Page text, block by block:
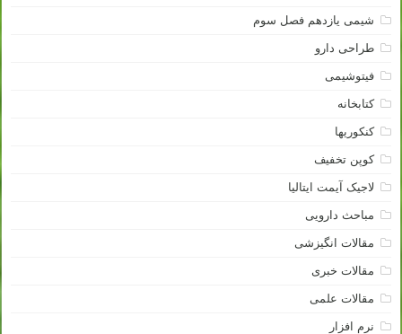
شیمی یازدهم فصل سوم
طراحی دارو
فیتوشیمی
کتابخانه
کنکوریها
کوپن تخفیف
لاجیک آیمت ایتالیا
مباحث دارویی
مقالات انگیزشی
مقالات خبری
مقالات علمی
نرم افزار